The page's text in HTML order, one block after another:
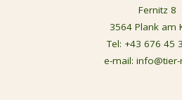
Fernitz 8
3564 Plank am
Tel: +43 676 45
e-mail: info@tier-